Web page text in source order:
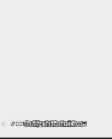
📿🧙‍♂️M͜͡o͜͡b͜͡i͜͡l͜͡y͜͡a͜͡T͜͡a͜͡k͜͡i͜͡m͜͡l͜͡a͜͡r͜͡i͜͡.͜͡C͜͡o͜͡m͜͡🦉